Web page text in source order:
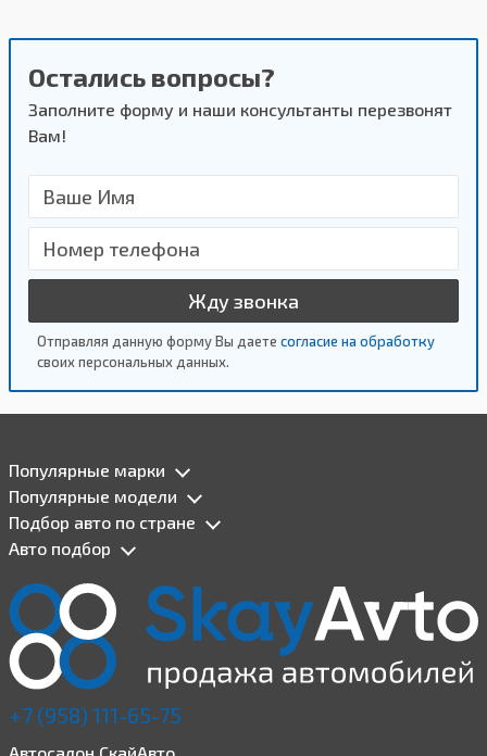
Остались вопросы?
Заполните форму и наши консультанты перезвонят
Вам!
Жду звонка
Отправляя данную форму Вы даете согласие на обработку
своих персональных данных.
Популярные марки
Популярные модели
Подбор авто по стране
Авто подбор
+7 (958) 111-65-75